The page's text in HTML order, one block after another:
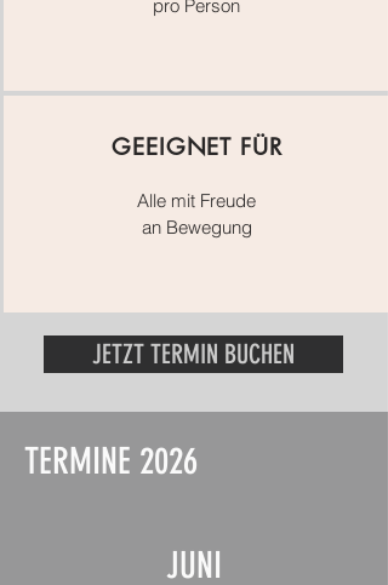
pro Person
GEEIGNET FÜR
Alle mit Freude
an Bewegung
JETZT TERMIN BUCHEN
TERMINE 2026
JUNI